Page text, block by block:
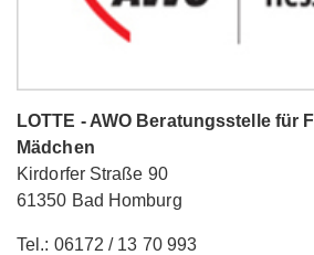
LOTTE - AWO Beratungsstelle für
Mädchen
Kirdorfer Straße 90
61350 Bad Homburg
Tel.: 06172 / 13 70 993